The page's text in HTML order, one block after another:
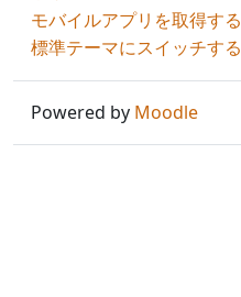
モバイルアプリを取得する
標準テーマにスイッチする
Powered by Moodle